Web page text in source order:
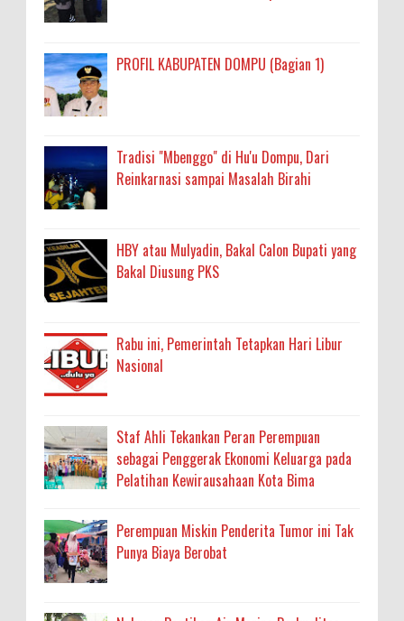
PROFIL KABUPATEN DOMPU (Bagian 1)
Tradisi "Mbenggo" di Hu'u Dompu, Dari
Reinkarnasi sampai Masalah Birahi
HBY atau Mulyadin, Bakal Calon Bupati yang
Bakal Diusung PKS
Rabu ini, Pemerintah Tetapkan Hari Libur
Nasional
Staf Ahli Tekankan Peran Perempuan
sebagai Penggerak Ekonomi Keluarga pada
Pelatihan Kewirausahaan Kota Bima
Perempuan Miskin Penderita Tumor ini Tak
Punya Biaya Berobat